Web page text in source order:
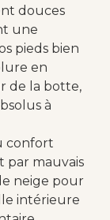
douces
une
pieds bien
en
de la botte,
à
confort
mauvais
neige pour
intérieure